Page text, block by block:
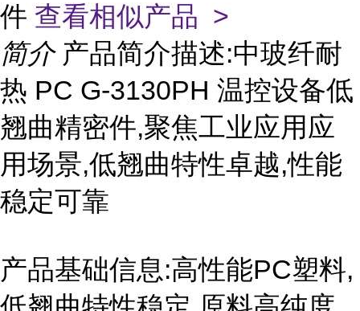
件 查看相似产品 >
简介 产品简介描述:中玻纤耐
热 PC G-3130PH 温控设备低
翘曲精密件,聚焦工业应用应
用场景,低翘曲特性卓越,性能
稳定可靠
产品基础信息:高性能PC塑料,